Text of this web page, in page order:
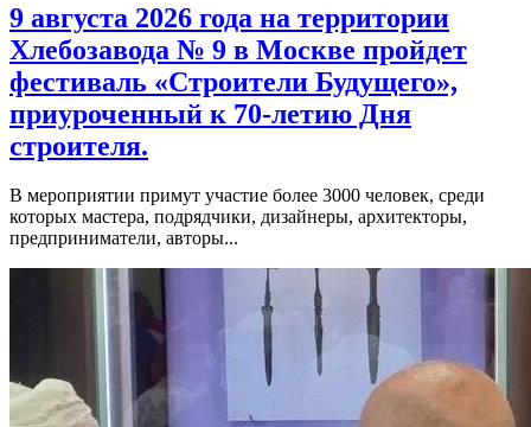
9 августа 2026 года на территории
Хлебозавода № 9 в Москве пройдет
фестиваль «Строители Будущего»,
приуроченный к 70-летию Дня
строителя.
В мероприятии примут участие более 3000 человек, среди
которых мастера, подрядчики, дизайнеры, архитекторы,
предприниматели, авторы...